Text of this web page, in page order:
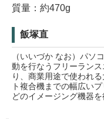
質量：約470g
飯塚直
（いいづか なお）パソ
動を行なうフリーラン
り、商業用途で使われ
ト複合機までの幅広い
どのイメージング機器を